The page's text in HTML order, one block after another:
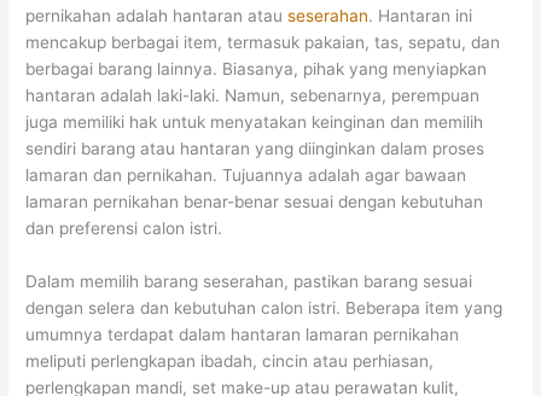
pernikahan adalah hantaran atau seserahan. Hantaran ini
mencakup berbagai item, termasuk pakaian, tas, sepatu, dan
berbagai barang lainnya. Biasanya, pihak yang menyiapkan
hantaran adalah laki-laki. Namun, sebenarnya, perempuan
juga memiliki hak untuk menyatakan keinginan dan memilih
sendiri barang atau hantaran yang diinginkan dalam proses
lamaran dan pernikahan. Tujuannya adalah agar bawaan
lamaran pernikahan benar-benar sesuai dengan kebutuhan
dan preferensi calon istri.
Dalam memilih barang seserahan, pastikan barang sesuai
dengan selera dan kebutuhan calon istri. Beberapa item yang
umumnya terdapat dalam hantaran lamaran pernikahan
meliputi perlengkapan ibadah, cincin atau perhiasan,
perlengkapan mandi, set make-up atau perawatan kulit,